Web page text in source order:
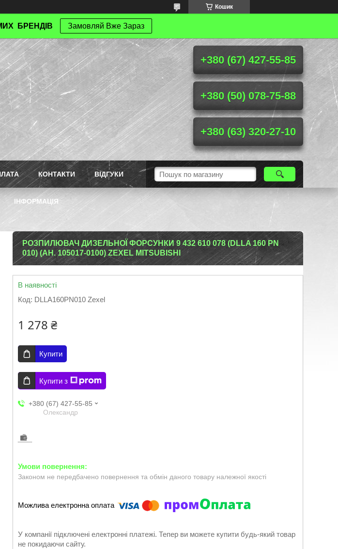
Кошик
БРЕНДІВ Замовляй Вже Зараз
+380 (67) 427-55-85
+380 (50) 078-75-88
+380 (63) 320-27-10
КОНТАКТИ ВІДГУКИ
ІНФОРМАЦІЯ
РОЗПИЛЮВАЧ ДИЗЕЛЬНОЇ ФОРСУНКИ 9 432 610 078 (DLLA 160 PN
010) (АН. 105017-0100) ZEXEL MITSUBISHI
В наявності
Код: DLLA160PN010 Zexel
1 278 ₴
Купити
Купити з
+380 (67) 427-55-85
Олександр
Законом не передбачено повернення та обмін даного товару належної якості
У компанії підключені електронні платежі. Тепер ви можете купити будь-який товар
не покидаючи сайту.